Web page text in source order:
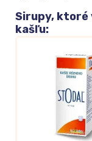
Sirupy, ktoré
kašľu: